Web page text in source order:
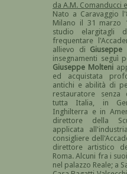
da A.M. Comanducci
Nato a Caravaggio
Milano il 31 marzo
studio elargitagli
frequentare
allievo di Giuseppe
insegnamenti seguì
Giuseppe Molteni
ed acquistata
antichi e abilità di
restauratore
tutta Italia, in
Inghilterra e in
direttore della
applicata
consigliere
direttore artistico
Roma. Alcuni fra i
nel palazzo Reale; a